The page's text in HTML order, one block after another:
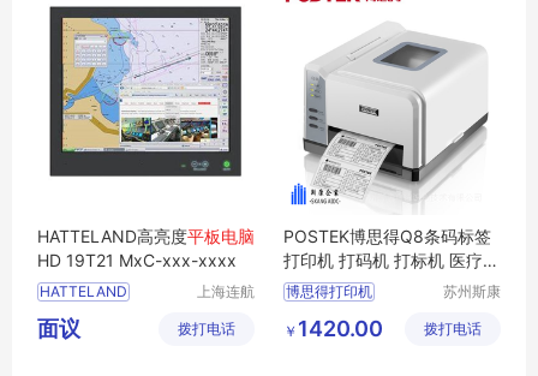
HATTELAND高亮度平板电脑
HD 19T21 MxC-xxx-xxxx
HATTELAND
上海连航
有限公司
面议 拨打电话
POSTEK博思得Q8条码标签
打印机 打码机 打标机 医疗器
械溯源
博思得打印机
博思得打印机Q8贴纸打印机
苏州斯康
技术有限
￥ 1420.00 拨打电话